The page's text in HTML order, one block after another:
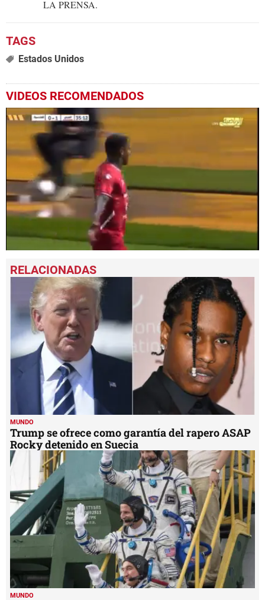
LA PRENSA.
Estados Unidos
VIDEOS RECOMENDADOS
seconds
of
minute,
seconds
MUNDO
Trump se ofrece como garantía del rapero ASAP
Rocky detenido en Suecia
MUNDO